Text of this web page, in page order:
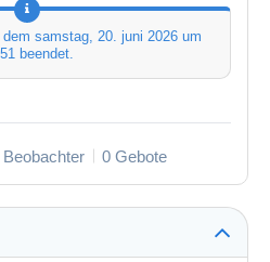
samstag, 20. juni 2026 um
beendet.
Beobachter 0 Gebote